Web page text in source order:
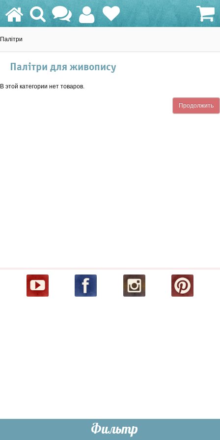
Палітри
Палітри для живопису
В этой категории нет товаров.
Продолжить